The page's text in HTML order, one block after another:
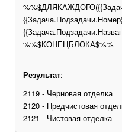
%%$КОНЕЦБЛОКА$%%
Результат:
2119 - Черновая отделка
2120 - Предчистовая
2121 - Чистовая отделка